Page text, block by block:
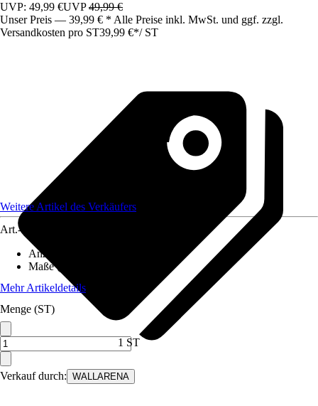
UVP: 49,99 €UVP49,99 €
Unser Preis — 39,99 € * Alle Preise inkl. MwSt. und ggf. zzgl.
Versandkosten pro ST39,99 €*/ ST
Verkauf durch: WALLARENA
Weitere Artikel des Verkäufers
Art.-Nr.
Anzahl der Teile
Maße (BxH)
Mehr Artikeldetails
Menge (ST)
1 ST